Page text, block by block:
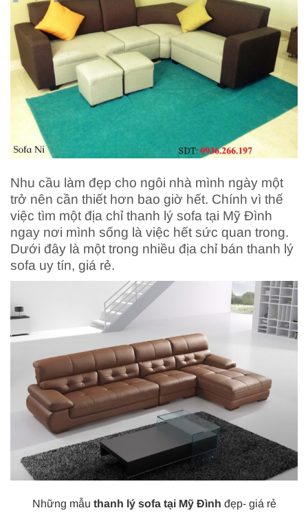
Nhu cầu làm đẹp cho ngôi nhà mình ngày một
trở nên cần thiết hơn bao giờ hết. Chính vì thế
việc tìm một địa chỉ thanh lý sofa tại Mỹ Đình
ngay nơi mình sống là việc hết sức quan trong.
Dưới đây là một trong nhiều địa chỉ bán thanh lý
sofa uy tín, giá rẻ.
Những mẫu thanh lý sofa tại Mỹ Đình đẹp- giá rẻ